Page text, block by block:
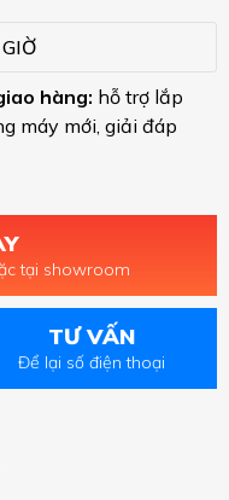
hàng: hỗ trợ lắp
máy mới, giải đáp
tại showroom
TƯ VẤN
Để lại số điện thoại